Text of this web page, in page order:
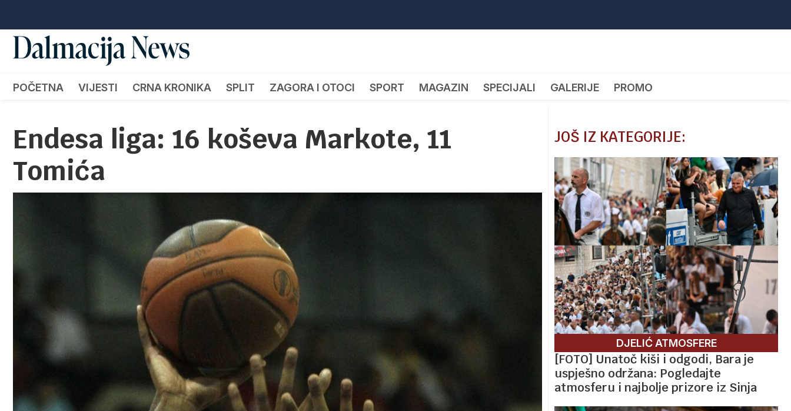
POČETNA VIJESTI CRNA KRONIKA SPLIT ZAGORA I OTOCI SPORT MAGAZIN SPECIJALI GALERIJE PROMO
Endesa liga: 16 koševa Markote, 11
Tomića
JOŠ IZ KATEGORIJE:
DJELIĆ ATMOSFERE
[FOTO] Unatoč kiši i odgodi, Bara je
uspješno održana: Pogledajte
atmosferu i najbolje prizore iz Sinja